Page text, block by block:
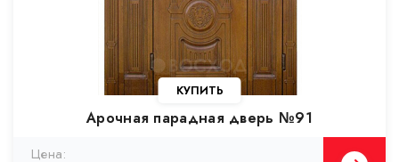
Арочная парадная дверь №91